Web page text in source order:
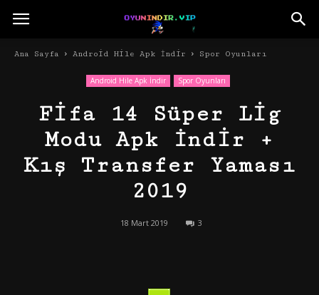
Ana Sayfa Android Hile Apk İndir Spor Oyunları
Android Hile Apk İndir Spor Oyunları
Fifa 14 Süper Lig
Modu Apk İndir +
Kış Transfer Yaması
2019
18 Mart 2019 3